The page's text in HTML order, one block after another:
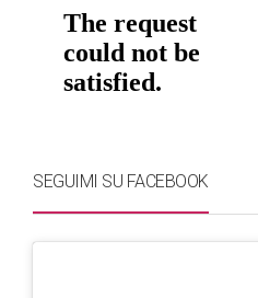
SEGUIMI SU FACEBOOK